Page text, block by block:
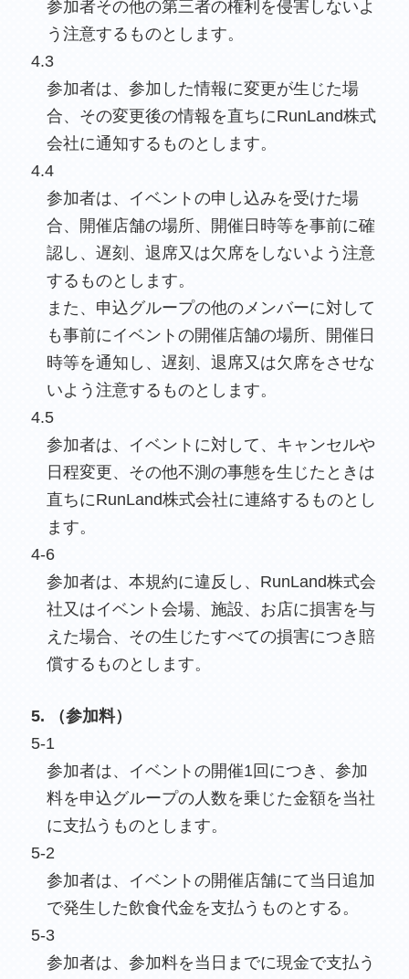
参加者その他の第三者の権利を侵害しないよ
う注意するものとします。
4.3
参加者は、参加した情報に変更が生じた場
合、その変更後の情報を直ちにRunLand株式
会社に通知するものとします。
4.4
参加者は、イベントの申し込みを受けた場
合、開催店舗の場所、開催日時等を事前に確
認し、遅刻、退席又は欠席をしないよう注意
するものとします。
また、申込グループの他のメンバーに対して
も事前にイベントの開催店舗の場所、開催日
時等を通知し、遅刻、退席又は欠席をさせな
いよう注意するものとします。
4.5
参加者は、イベントに対して、キャンセルや
日程変更、その他不測の事態を生じたときは
直ちにRunLand株式会社に連絡するものとし
ます。
4-6
参加者は、本規約に違反し、RunLand株式会
社又はイベント会場、施設、お店に損害を与
えた場合、その生じたすべての損害につき賠
償するものとします。
5. （参加料）
5-1
参加者は、イベントの開催1回につき、参加
料を申込グループの人数を乗じた金額を当社
に支払うものとします。
5-2
参加者は、イベントの開催店舗にて当日追加
で発生した飲食代金を支払うものとする。
5-3
参加者は、参加料を当日までに現金で支払う